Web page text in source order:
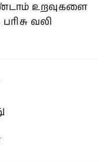
உறவுகளை
வலி